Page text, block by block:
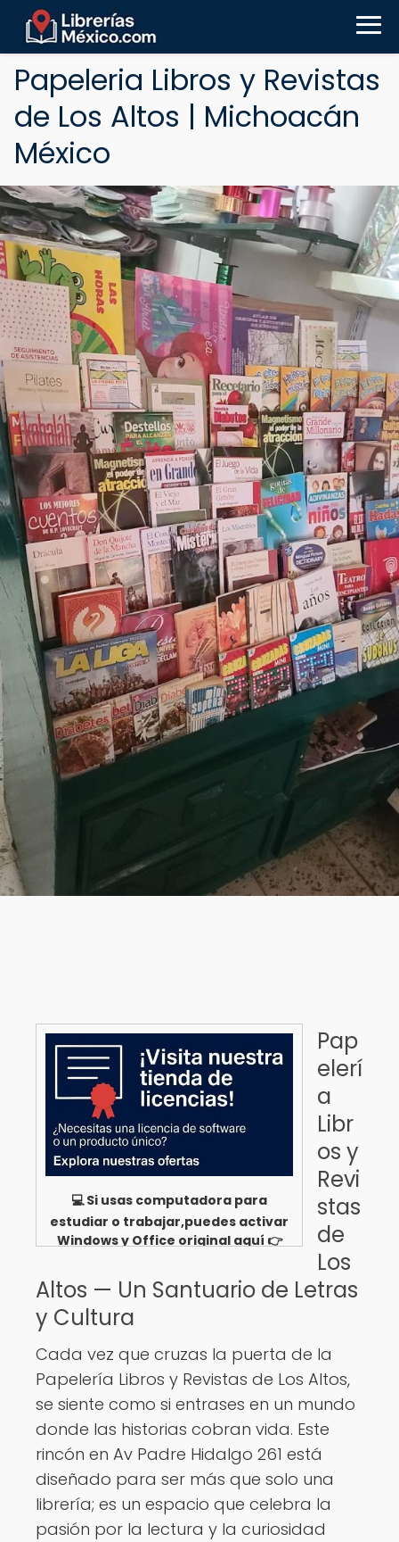
Papeleria Libros y Revistas
de Los Altos | Michoacán
México
💻 Si usas computadora para
estudiar o trabajar,puedes activar
Windows y Office original aquí 👉
Pap
elerí
a
Libr
os y
Revi
stas
de
Los
Altos — Un Santuario de Letras
y Cultura
Cada vez que cruzas la puerta de la
Papelería Libros y Revistas de Los Altos,
se siente como si entrases en un mundo
donde las historias cobran vida. Este
rincón en Av Padre Hidalgo 261 está
diseñado para ser más que solo una
librería; es un espacio que celebra la
pasión por la lectura y la curiosidad